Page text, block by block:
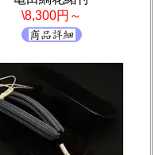
\8,300円～